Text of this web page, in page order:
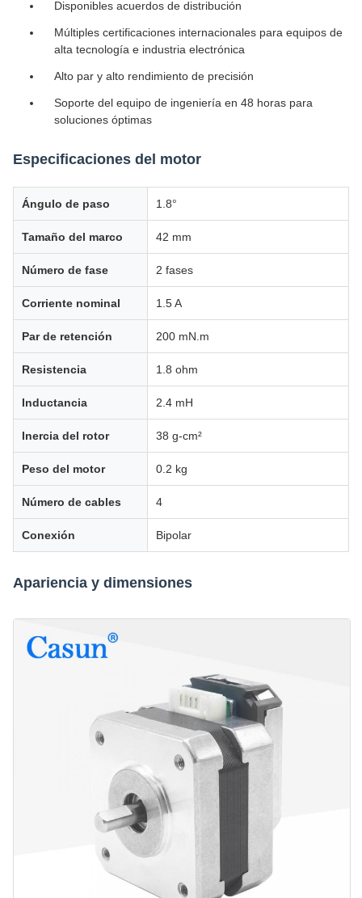
Disponibles acuerdos de distribución
Múltiples certificaciones internacionales para equipos de
alta tecnología e industria electrónica
Alto par y alto rendimiento de precisión
Soporte del equipo de ingeniería en 48 horas para
soluciones óptimas
Especificaciones del motor
Ángulo de paso 1.8°
Tamaño del marco 42 mm
Número de fase 2 fases
Corriente nominal 1.5 A
Par de retención 200 mN.m
Resistencia 1.8 ohm
Inductancia 2.4 mH
Inercia del rotor 38 g-cm²
Peso del motor 0.2 kg
Número de cables 4
Conexión Bipolar
Apariencia y dimensiones